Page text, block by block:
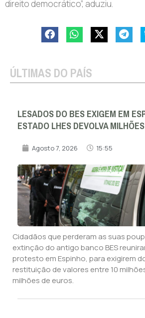
direito democrático”, aduziu.
ÚLTIMAS DO PAÍS
LESADOS DO BES EXIGEM EM
ESTADO LHES DEVOLVA MILHÕES
Agosto 7, 2026 15:55
Cidadãos que perderam as suas
extinção do antigo banco BES
protesto em Espinho, para exigirem
restituição de valores entre 10
milhões de euros.